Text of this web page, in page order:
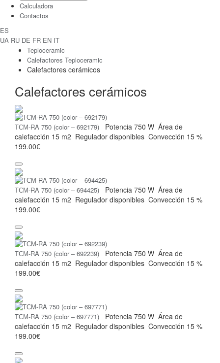
Calculadora
Contactos
ES
UA RU DE FR EN IT
Teploceramic
Calefactores Teploceramic
Calefactores cerámicos
Calefactores cerámicos
ТСМ-RA 750 (color – 692179) Potencia 750 W Área de
calefacción 15 m2 Regulador disponibles Convección 15 %
199.00€
ТСМ-RA 750 (color – 694425) Potencia 750 W Área de
calefacción 15 m2 Regulador disponibles Convección 15 %
199.00€
ТСМ-RA 750 (color – 692239) Potencia 750 W Área de
calefacción 15 m2 Regulador disponibles Convección 15 %
199.00€
ТСМ-RA 750 (color – 697771) Potencia 750 W Área de
calefacción 15 m2 Regulador disponibles Convección 15 %
199.00€